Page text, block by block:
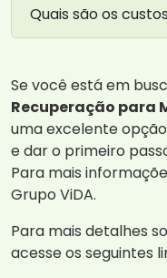
Quais são os
Se você está em
Recuperação para
uma excelente
e dar o primeiro
Para mais
Grupo ViDA.
Para mais detalhes
acesse os seguintes